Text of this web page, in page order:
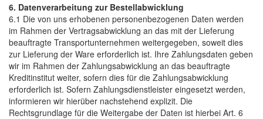
6. Datenverarbeitung zur Bestellabwicklung
6.1 Die von uns erhobenen personenbezogenen Daten werden
im Rahmen der Vertragsabwicklung an das mit der Lieferung
beauftragte Transportunternehmen weitergegeben, soweit dies
zur Lieferung der Ware erforderlich ist. Ihre Zahlungsdaten geben
wir im Rahmen der Zahlungsabwicklung an das beauftragte
Kreditinstitut weiter, sofern dies für die Zahlungsabwicklung
erforderlich ist. Sofern Zahlungsdienstleister eingesetzt werden,
informieren wir hierüber nachstehend explizit. Die
Rechtsgrundlage für die Weitergabe der Daten ist hierbei Art. 6